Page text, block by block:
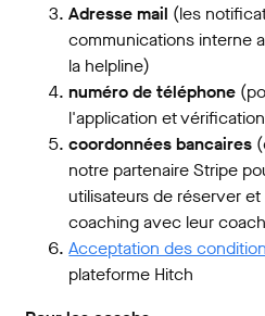
Adresse mail (les
communications interne
la helpline)
numéro de téléphone
l'application et
coordonnées bancaires
notre partenaire Stripe
utilisateurs de réserver
coaching avec leur
Acceptation des
plateforme Hitch